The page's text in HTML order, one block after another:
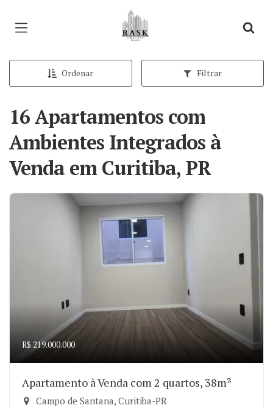
Página inicial
Ordenar Filtrar
16 Apartamentos com
Ambientes Integrados à
Venda em Curitiba, PR
R$ 219.000.000
Apartamento à Venda com 2 quartos, 38m²
Campo de Santana, Curitiba-PR